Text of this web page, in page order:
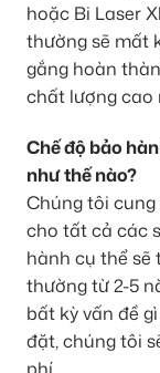
hoặc Bi Laser
thường sẽ mất
gắng hoàn
chất lượng cao
Chế độ bảo
như thế nào?
Chúng tôi
cho tất cả các
hành cụ thể sẽ
thường từ 2-5
bất kỳ vấn đề
đặt, chúng tôi